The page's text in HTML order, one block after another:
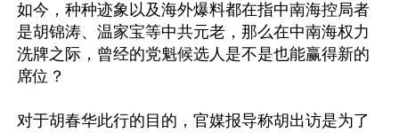
如今，种种迹象以及海外爆料都在指中南海控局者
是胡锦涛、温家宝等中共元老，那么在中南海权力
洗牌之际，曾经的党魁候选人是不是也能赢得新的
席位？
对于胡春华此行的目的，官媒报导称胡出访是为了